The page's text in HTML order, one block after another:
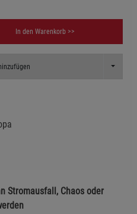
In den Warenkorb >>
Toggle
Stromausfall, Chaos oder